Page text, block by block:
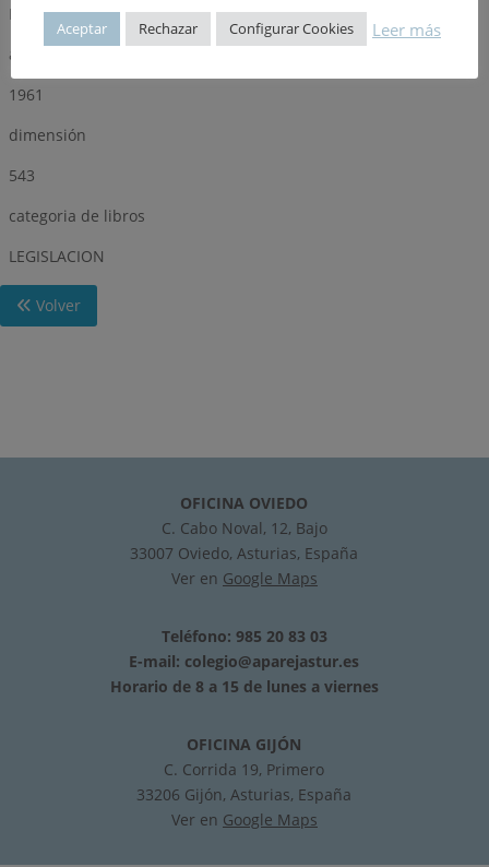
MINISTERIO DE LA VIVIENDA. SECRETARIA GENERAL TÉCNICA
año
1961
dimensión
543
categoria de libros
LEGISLACION
Volver
OFICINA OVIEDO
C. Cabo Noval, 12, Bajo
33007 Oviedo, Asturias, España
Ver en Google Maps
Teléfono: 985 20 83 03
E-mail: colegio@aparejastur.es
Horario de 8 a 15 de lunes a viernes
OFICINA GIJÓN
C. Corrida 19, Primero
33206 Gijón, Asturias, España
Ver en Google Maps
Aceptar Rechazar Configurar Cookies Leer más